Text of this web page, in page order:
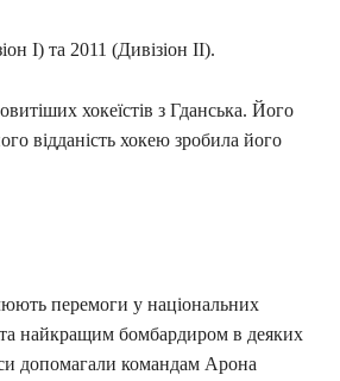
І) та 2011 (Дивізіон ІІ).
хокеїстів з Гданська. Його
відданість хокею зробила його
перемоги у національних
найкращим бомбардиром в деяких
допомагали командам Арона